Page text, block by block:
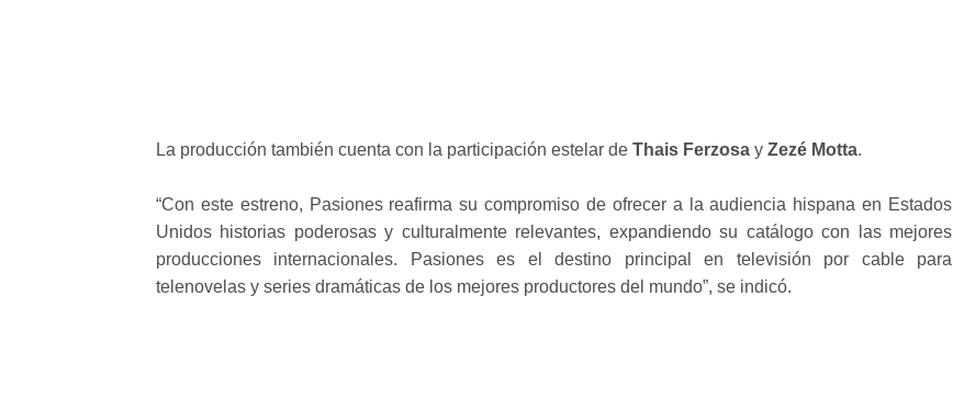
La producción también cuenta con la participación estelar de Thais Ferzosa y Zezé Motta.
“Con este estreno, Pasiones reafirma su compromiso de ofrecer a la audiencia hispana en Estados
Unidos historias poderosas y culturalmente relevantes, expandiendo su catálogo con las mejores
producciones internacionales. Pasiones es el destino principal en televisión por cable para
telenovelas y series dramáticas de los mejores productores del mundo”, se indicó.